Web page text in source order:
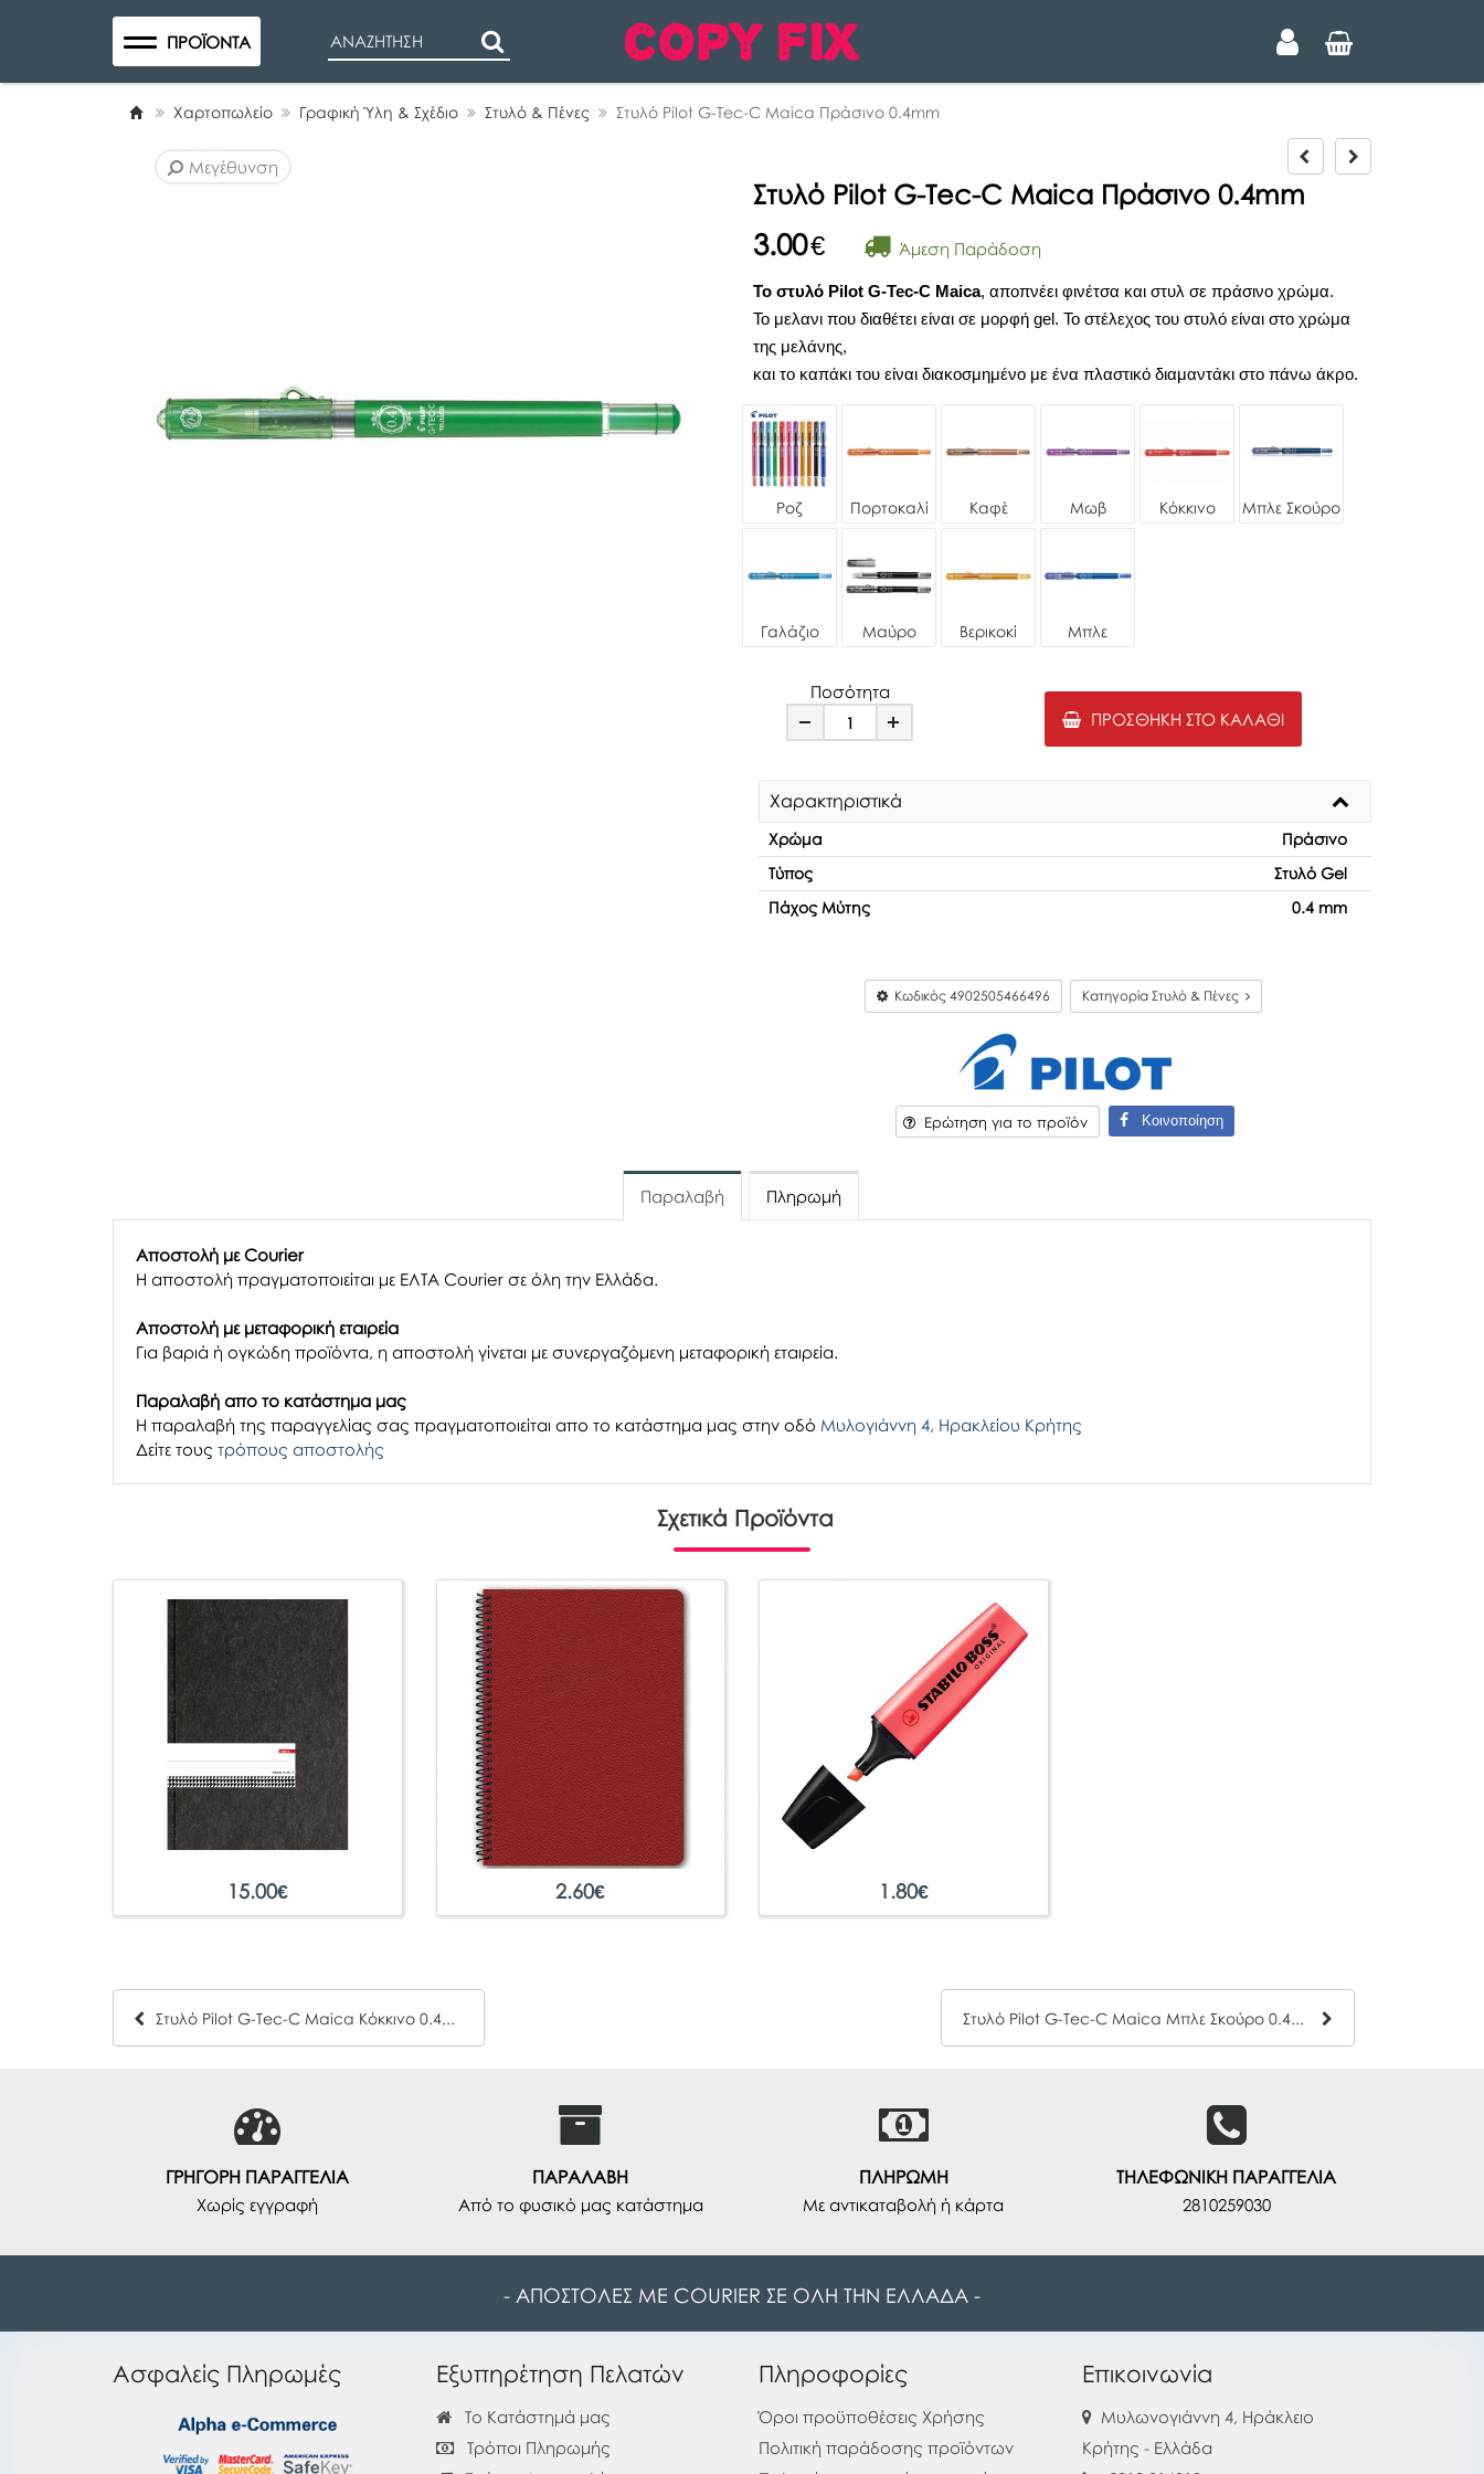
ΠΡΟΪΌΝΤΑ
Χαρτοπωλείο Γραφική Ύλη & Σχέδιο Στυλό & Πένες Στυλό Pilot G-Tec-C Maica Πράσινο 0.4mm
Μεγέθυνση
P
r
u
e
Στυλό Pilot G-Tec-C Maica Πράσινο 0.4mm
3.00€ Άμεση Παράδοση
Το στυλό Pilot G-Tec-C Maica, αποπνέει φινέτσα και στυλ σε πράσινο χρώμα.
Το μελανι που διαθέτει είναι σε μορφή gel. Το στέλεχος του στυλό είναι στο χρώμα
της μελάνης,
και το καπάκι του είναι διακοσμημένο με ένα πλαστικό διαμαντάκι στο πάνω άκρο.
Ροζ Πορτοκαλί Καφέ Μωβ Κόκκινο Μπλε Σκούρο
Γαλάζιο Μαύρο Βερικοκί Μπλε
Ποσότητα
Plus
ΠΡΟΣΘΉΚΗ ΣΤΟ ΚΑΛΆΘΙ
Χαρακτηριστικά
Χρώμα
Πράσινο
Τύπος
Στυλό Gel
Πάχος Μύτης
0.4 mm
Κωδικός 4902505466496 Κατηγορία Στυλό & Πένες
Ερώτηση για το προϊόν Κοινοποίηση
Παραλαβή Πληρωμή
Αποστολή με Courier
Η αποστολή πραγματοποιείται με ΕΛΤΑ Courier σε όλη την Ελλάδα.
Αποστολή με μεταφορική εταιρεία
Για βαριά ή ογκώδη προϊόντα, η αποστολή γίνεται με συνεργαζόμενη μεταφορική εταιρεία.
Παραλαβή απο το κατάστημα μας
H παραλαβή της παραγγελίας σας πραγματοποιείται απο το κατάστημα μας στην οδό Μυλογιάννη 4, Ηρακλείου Κρήτης
Δείτε τους τρόπους αποστολής
Σχετικά Προϊόντα
15.00€ 2.60€ 1.80€
Στυλό Pilot G-Tec-C Maica Κόκκινο 0.4mm Στυλό Pilot G-Tec-C Maica Μπλε Σκούρο 0.4mm
ΓΡΗΓΟΡΗ ΠΑΡΑΓΓΕΛΙΑ
Χωρίς εγγραφή
ΠΑΡΑΛΑΒΗ
Από το φυσικό μας κατάστημα
ΠΛΗΡΩΜΗ
Με αντικαταβολή ή κάρτα
ΤΗΛΕΦΩΝΙΚΗ ΠΑΡΑΓΓΕΛΙΑ
2810259030
- ΑΠΟΣΤΟΛΕΣ ΜΕ COURIER ΣΕ ΟΛΗ ΤΗΝ ΕΛΛΑΔΑ -
Ασφαλείς Πληρωμές Εξυπηρέτηση Πελατών
Το Κατάστημά μας
Τρόποι Πληρωμής
Πληροφορίες
Όροι προϋποθέσεις Χρήσης
Πολιτική παράδοσης προϊόντων
Επικοινωνία
Μυλωνογιάννη 4, Ηράκλειο
Κρήτης - Ελλάδα